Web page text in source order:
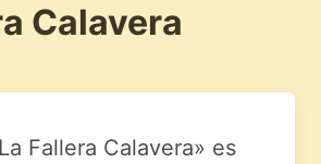
Calavera
Fallera Calavera» es